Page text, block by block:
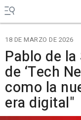
18 DE MARZO DE 2026
Pablo de
de ‘Tech
como la
era digital"